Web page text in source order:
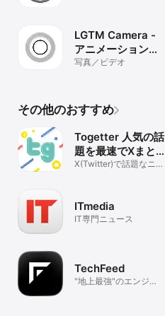
LGTM Camera -
アニメーション
GIF カメラ
写真／ビデオ
その他のおすすめ
Togetter 人気の話
題を最速でXまと
めNo.1アプリ
X(Twitter)で話題なニュ
ITmedia
IT専門ニュース
TechFeed
"地上最強"のエンジニ